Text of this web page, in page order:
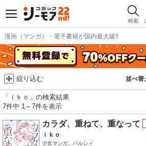
検索
漫画（マンガ）・電子書籍が国内最大級!!
並べ替
絞り込む
「ｉｋｏ」の検索結果
7件中 1～7件を表示
カラダ、重ねて、重なって
ｉｋｏ
少女マンガ、パルシィ